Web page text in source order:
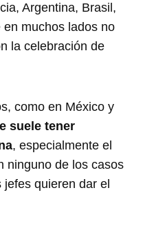
Argentina, Brasil,
muchos lados no
la celebración de
como en México y
suele tener
, especialmente el
ninguno de los casos
quieren dar el